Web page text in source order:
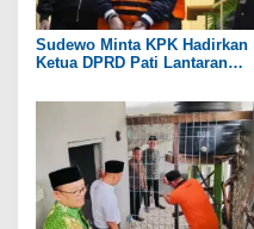
Sudewo Minta KPK Hadirkan
Ketua DPRD Pati Lantaran